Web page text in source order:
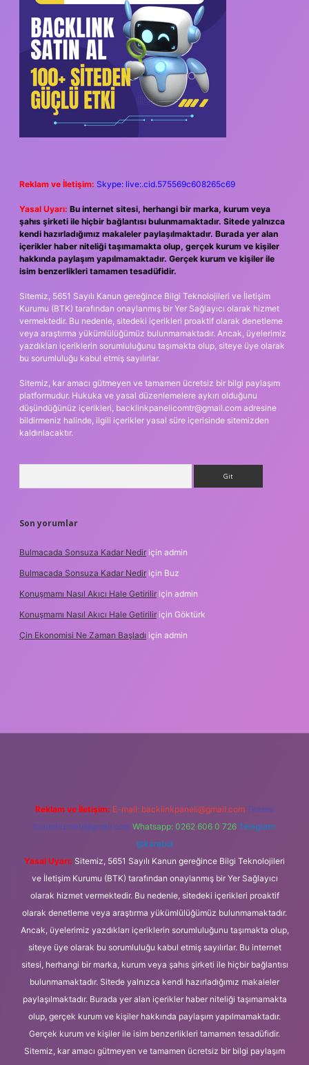
Reklam ve İletişim: Skype: live:.cid.575569c608265c69
Yasal Uyarı: Bu internet sitesi, herhangi bir marka, kurum veya
şahıs şirketi ile hiçbir bağlantısı bulunmamaktadır. Sitede yalnızca
kendi hazırladığımız makaleler paylaşılmaktadır. Burada yer alan
içerikler haber niteliği taşımamakta olup, gerçek kurum ve kişiler
hakkında paylaşım yapılmamaktadır. Gerçek kurum ve kişiler ile
isim benzerlikleri tamamen tesadüfidir.
Sitemiz, 5651 Sayılı Kanun gereğince Bilgi Teknolojileri ve İletişim
Kurumu (BTK) tarafından onaylanmış bir Yer Sağlayıcı olarak hizmet
vermektedir. Bu nedenle, sitedeki içerikleri proaktif olarak denetleme
veya araştırma yükümlülüğümüz bulunmamaktadır. Ancak, üyelerimiz
yazdıkları içeriklerin sorumluluğunu taşımakta olup, siteye üye olarak
bu sorumluluğu kabul etmiş sayılırlar.
Sitemiz, kar amacı gütmeyen ve tamamen ücretsiz bir bilgi paylaşım
platformudur. Hukuka ve yasal düzenlemelere aykırı olduğunu
düşündüğünüz içerikleri, backlinkpanelicomtr@gmail.com adresine
bildirmeniz halinde, ilgili içerikler yasal süre içerisinde sitemizden
kaldırılacaktır.
Son yorumlar
Bulmacada Sonsuza Kadar Nedir için admin
Bulmacada Sonsuza Kadar Nedir için Buz
Konuşmamı Nasıl Akıcı Hale Getirilir için admin
Konuşmamı Nasıl Akıcı Hale Getirilir için Göktürk
Çin Ekonomisi Ne Zaman Başladı için admin
Reklam ve İletişim: E-mail: backlinkpaneli@gmail.com Teams:
forumhizmeti@gmail.com Whatsapp: 0262 606 0 726 Telegram:
@karabul
Yasal Uyarı: Sitemiz, 5651 Sayılı Kanun gereğince Bilgi Teknolojileri
ve İletişim Kurumu (BTK) tarafından onaylanmış bir Yer Sağlayıcı
olarak hizmet vermektedir. Bu nedenle, sitedeki içerikleri proaktif
olarak denetleme veya araştırma yükümlülüğümüz bulunmamaktadır.
Ancak, üyelerimiz yazdıkları içeriklerin sorumluluğunu taşımakta olup,
siteye üye olarak bu sorumluluğu kabul etmiş sayılırlar. Bu internet
sitesi, herhangi bir marka, kurum veya şahıs şirketi ile hiçbir bağlantısı
bulunmamaktadır. Sitede yalnızca kendi hazırladığımız makaleler
paylaşılmaktadır. Burada yer alan içerikler haber niteliği taşımamakta
olup, gerçek kurum ve kişiler hakkında paylaşım yapılmamaktadır.
Gerçek kurum ve kişiler ile isim benzerlikleri tamamen tesadüfidir.
Sitemiz, kar amacı gütmeyen ve tamamen ücretsiz bir bilgi paylaşım